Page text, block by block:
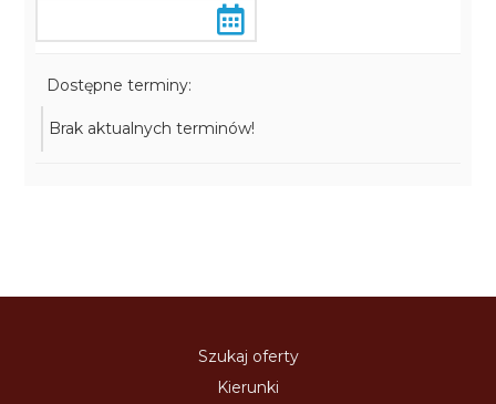
Dostępne terminy:
Brak aktualnych terminów!
Szukaj oferty
Kierunki